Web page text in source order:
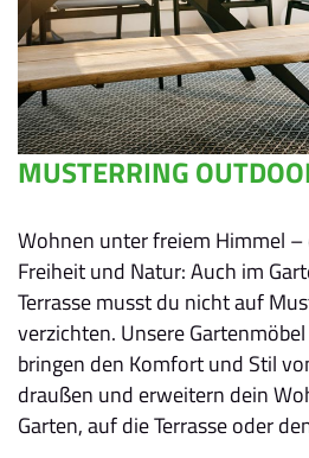
MUSTERRING
Wohnen unter freiem Himmel –
Freiheit und Natur: Auch im
Terrasse musst du nicht auf
verzichten. Unsere
bringen den Komfort und Stil
draußen und erweitern dein
Garten, auf die Terrasse oder